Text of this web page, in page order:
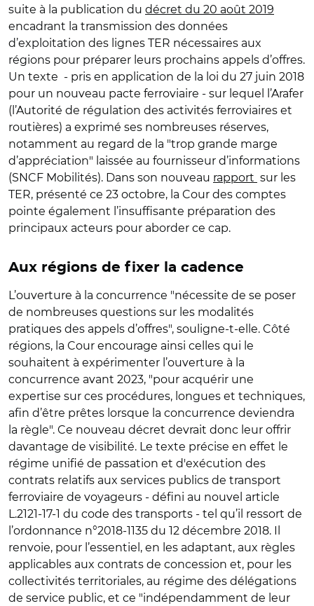
suite à la publication du décret du 20 août 2019
encadrant la transmission des données
d’exploitation des lignes TER nécessaires aux
régions pour préparer leurs prochains appels d’offres.
Un texte - pris en application de la loi du 27 juin 2018
pour un nouveau pacte ferroviaire - sur lequel l’Arafer
(l’Autorité de régulation des activités ferroviaires et
routières) a exprimé ses nombreuses réserves,
notamment au regard de la "trop grande marge
d’appréciation" laissée au fournisseur d’informations
(SNCF Mobilités). Dans son nouveau rapport sur les
TER, présenté ce 23 octobre, la Cour des comptes
pointe également l’insuffisante préparation des
principaux acteurs pour aborder ce cap.
Aux régions de fixer la cadence
L’ouverture à la concurrence "nécessite de se poser
de nombreuses questions sur les modalités
pratiques des appels d’offres", souligne-t-elle. Côté
régions, la Cour encourage ainsi celles qui le
souhaitent à expérimenter l’ouverture à la
concurrence avant 2023, "pour acquérir une
expertise sur ces procédures, longues et techniques,
afin d’être prêtes lorsque la concurrence deviendra
la règle". Ce nouveau décret devrait donc leur offrir
davantage de visibilité. Le texte précise en effet le
régime unifié de passation et d'exécution des
contrats relatifs aux services publics de transport
ferroviaire de voyageurs - défini au nouvel article
L.2121-17-1 du code des transports - tel qu’il ressort de
l’ordonnance n°2018-1135 du 12 décembre 2018. Il
renvoie, pour l’essentiel, en les adaptant, aux règles
applicables aux contrats de concession et, pour les
collectivités territoriales, au régime des délégations
de service public, et ce "indépendamment de leur